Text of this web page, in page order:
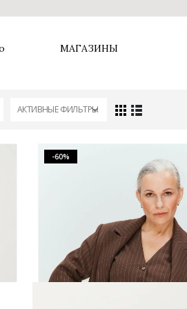
МАГАЗИНЫ
АКТИВНЫЕ ФИЛЬТРЫ
-60%